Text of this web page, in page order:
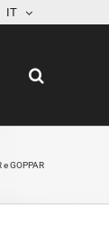
IT
GOPPAR